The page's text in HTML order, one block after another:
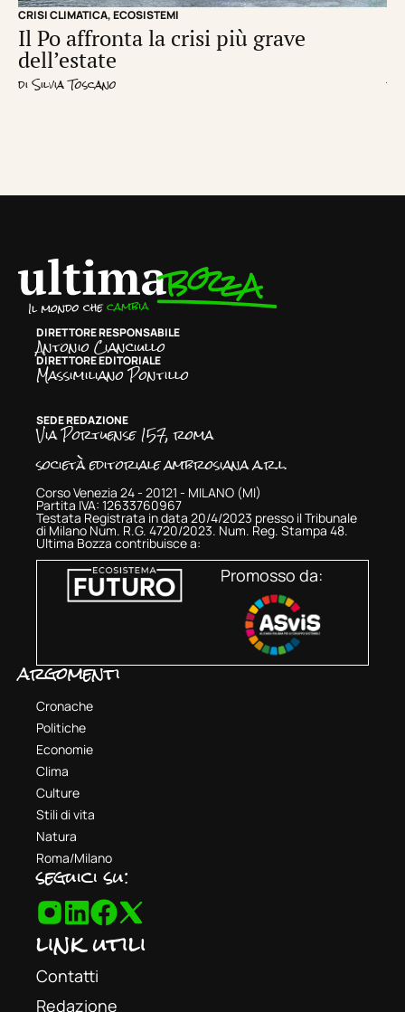
CRISI CLIMATICA,ECOSISTEMI
Il Po affronta la crisi più grave
dell’estate
diSilvia Toscano
DIRETTORE RESPONSABILE
Antonio Cianciullo
DIRETTORE EDITORIALE
Massimiliano Pontillo
SEDE REDAZIONE
Via Portuense 157, roma
società editoriale ambrosiana a.r.l.
Corso Venezia 24 - 20121 - MILANO (MI)
Partita IVA: 12633760967
Testata Registrata in data 20/4/2023 presso il Tribunale
di Milano Num. R.G. 4720/2023. Num. Reg. Stampa 48.
Ultima Bozza contribuisce a:
Promosso da:
argomenti
Cronache
Politiche
Economie
Clima
Culture
Stili di vita
Natura
Roma/Milano
seguici su:
link utili
Contatti
Redazione